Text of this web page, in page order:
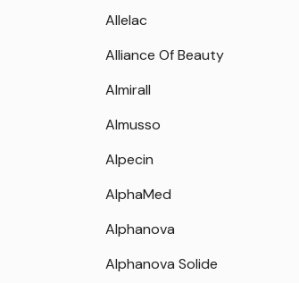
Allelac
Alliance Of Beauty
Almirall
Almusso
Alpecin
AlphaMed
Alphanova
Alphanova Solide